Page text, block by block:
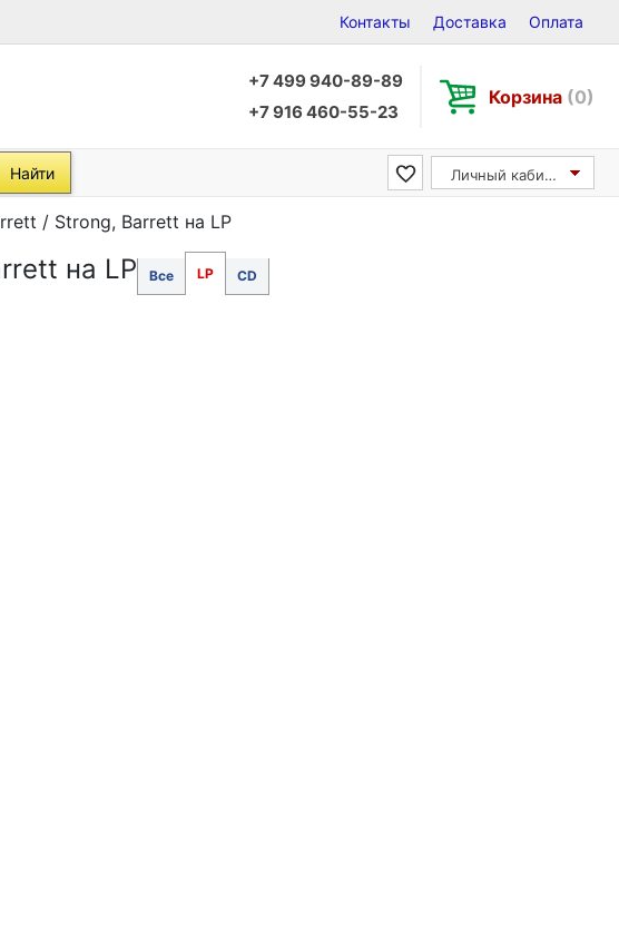
Контакты Доставка Оплата
+7 499 940-89-89
+7 916 460-55-23
Корзина (0)
Найти Личный кабинет
/ Strong, Barrett на LP
на LP Все LP CD